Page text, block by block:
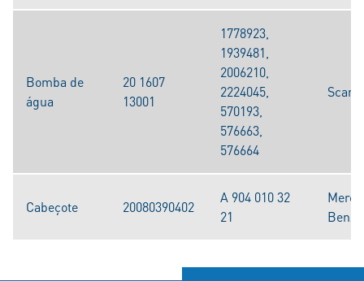
Bomba de
água
20 1607
13001
1778923,
1939481,
2006210,
2224045,
570193,
576663,
576664
Scania
Cabeçote 20080390402
A 904 010 32
21
Benz